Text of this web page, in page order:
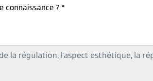
connaissance ? *